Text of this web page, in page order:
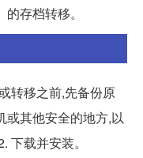
存档转移。
转移之前,先备份原
或其他安全的地方,以
下载并安装。